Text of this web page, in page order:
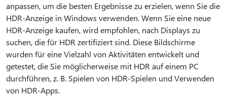
anpassen, um die besten Ergebnisse zu erzielen, wenn Sie die
HDR-Anzeige in Windows verwenden. Wenn Sie eine neue
HDR-Anzeige kaufen, wird empfohlen, nach Displays zu
suchen, die für HDR zertifiziert sind. Diese Bildschirme
wurden für eine Vielzahl von Aktivitäten entwickelt und
getestet, die Sie möglicherweise mit HDR auf einem PC
durchführen, z. B. Spielen von HDR-Spielen und Verwenden
von HDR-Apps.